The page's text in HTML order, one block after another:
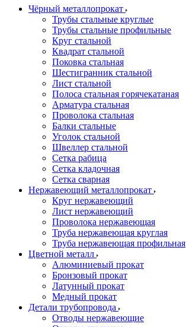
Чёрный металлопрокат
Трубы стальные круглые
Трубы стальные профильные
Круг стальной
Квадрат стальной
Поковка стальная
Шестигранник стальной
Лист стальной
Полоса стальная горячекатаная
Арматура стальная
Проволока стальная
Балки стальные
Уголок стальной
Швеллер стальной
Сетка рабица
Сетка кладочная
Сетка сварная
Нержавеющий металлопрокат
Круг нержавеющий
Лист нержавеющий
Проволока нержавеющая
Труба нержавеющая круглая
Труба нержавеющая профильная
Цветной металл
Алюминиевый прокат
Бронзовый прокат
Латунный прокат
Медный прокат
Детали трубопровода
Отводы нержавеющие